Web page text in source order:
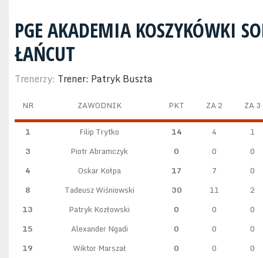
PGE AKADEMIA KOSZYKÓWKI
ŁAŃCUT
Trenerzy: Trener: Patryk Buszta
NR ZAWODNIK PKT ZA 2 ZA 3
1 Filip Trytko 14 4
1
3
Piotr Abramczyk 0 0
0
4
Oskar Kołpa 17 7
0
8
Tadeusz Wiśniowski 30 11
2
13
Patryk Kozłowski 0 0
0
15
Alexander Ngadi 0 0
0
19
Wiktor Marszał 0 0
0